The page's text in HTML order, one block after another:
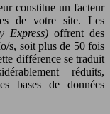
constitue un facteur
de votre site. Les
Express) offrent des
s, soit plus de 50 fois
différence se traduit
réduits,
bases de données